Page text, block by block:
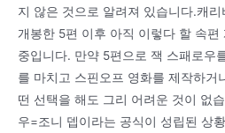
지 않은 것으로 알려져 있습니다.캐
개봉한 5편 이후 아직 이렇다 할 속
중입니다. 만약 5편으로 잭 스패로우
를 마치고 스핀오프 영화를 제작하거
떤 선택을 해도 그리 어려운 것이 없
우=조니 뎁이라는 공식이 성립된 상